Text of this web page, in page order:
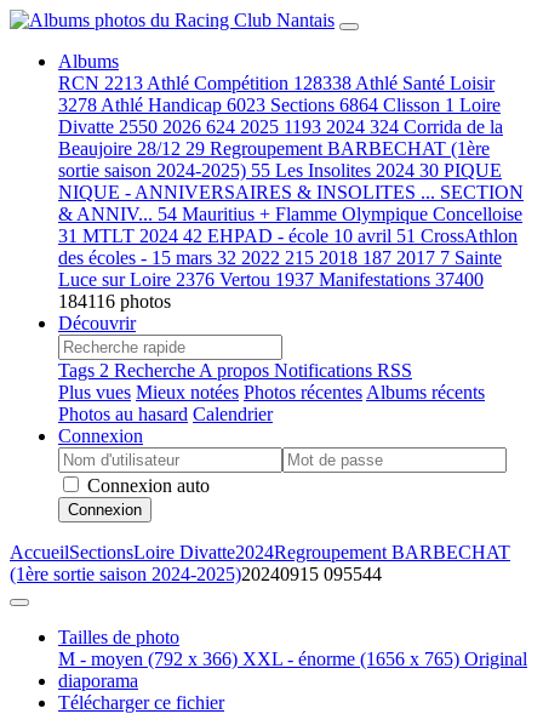
Albums
RCN 2213 Athlé Compétition 128338 Athlé Santé Loisir
3278 Athlé Handicap 6023 Sections 6864 Clisson 1 Loire
Divatte 2550 2026 624 2025 1193 2024 324 Corrida de la
Beaujoire 28/12 29 Regroupement BARBECHAT (1ère
sortie saison 2024-2025) 55 Les Insolites 2024 30 PIQUE
NIQUE - ANNIVERSAIRES & INSOLITES ... SECTION
& ANNIV... 54 Mauritius + Flamme Olympique Concelloise
31 MTLT 2024 42 EHPAD - école 10 avril 51 CrossAthlon
des écoles - 15 mars 32 2022 215 2018 187 2017 7 Sainte
Luce sur Loire 2376 Vertou 1937 Manifestations 37400
184116 photos
Découvrir
Tags 2 Recherche A propos Notifications RSS
Plus vues Mieux notées Photos récentes Albums récents
Photos au hasard Calendrier
Connexion
Connexion auto
Connexion
AccueilSectionsLoire Divatte2024Regroupement BARBECHAT
(1ère sortie saison 2024-2025)20240915 095544
Tailles de photo
M - moyen (792 x 366) XXL - énorme (1656 x 765) Original
diaporama
Télécharger ce fichier